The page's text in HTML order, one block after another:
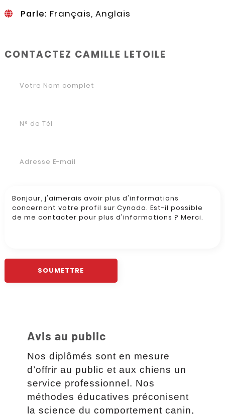
Parle: Français, Anglais
CONTACTEZ CAMILLE LETOILE
Avis au public
Nos diplômés sont en mesure
d’offrir au public et aux chiens un
service professionnel. Nos
méthodes éducatives préconisent
la science du comportement canin,